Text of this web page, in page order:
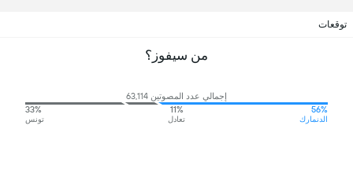
توقعات
من سيفوز؟
إجمالي عدد المصوتين 63,114
56%
الدنمارك
11%
تعادل
33%
تونس